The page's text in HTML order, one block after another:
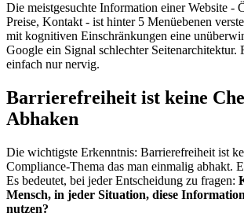
Die meistgesuchte Information einer Website -
Preise, Kontakt - ist hinter 5 Menüebenen
mit kognitiven Einschränkungen eine
Google ein Signal schlechter Seitenarchitektur.
einfach nur nervig.
Barrierefreiheit ist keine
Abhaken
Die wichtigste Erkenntnis: Barrierefreiheit ist
Compliance-Thema das man einmalig abhakt.
Es bedeutet, bei jeder Entscheidung zu fragen:
Mensch, in jeder Situation, diese
nutzen?